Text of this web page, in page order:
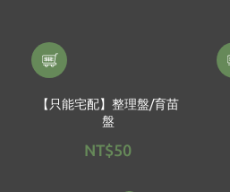
【只能宅配】整理盤/育苗
盤
NT$50